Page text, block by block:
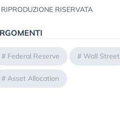
RISERVATA
# Federal Reserve # Wall Street
# Asset Allocation